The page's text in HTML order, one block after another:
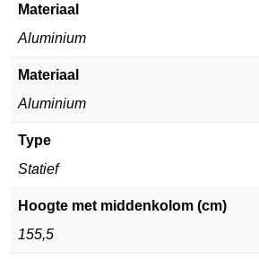
Materiaal
Aluminium
Materiaal
Aluminium
Type
Statief
Hoogte met middenkolom (cm)
155,5